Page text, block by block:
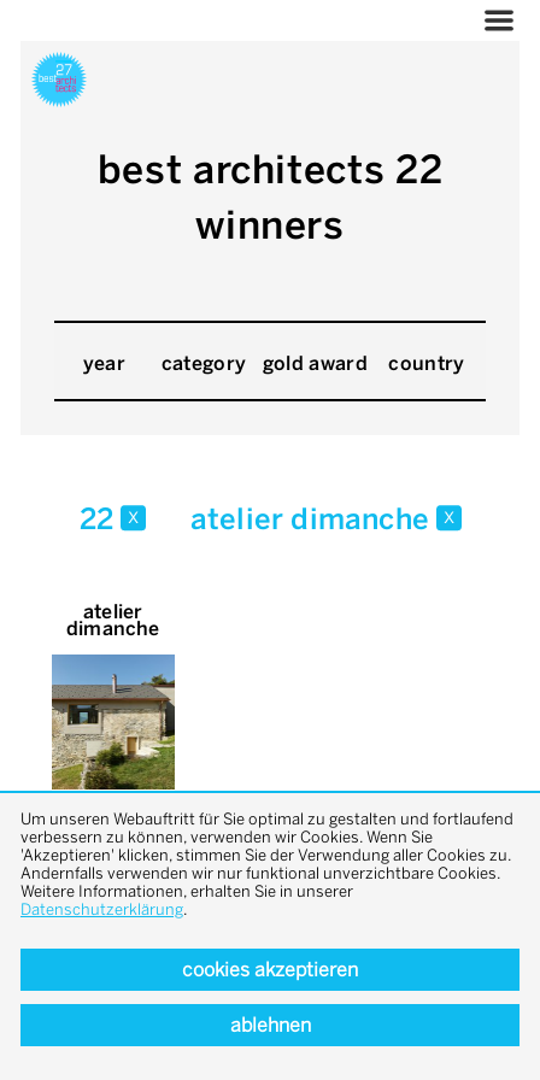
best architects 22
winners
year category gold award country
22 x atelier dimanche x
atelier
dimanche
back to top
Um unseren Webauftritt für Sie optimal zu gestalten und fortlaufend
verbessern zu können, verwenden wir Cookies. Wenn Sie
'Akzeptieren' klicken, stimmen Sie der Verwendung aller Cookies zu.
Andernfalls verwenden wir nur funktional unverzichtbare Cookies.
Weitere Informationen, erhalten Sie in unserer
Datenschutzerklärung.
cookies akzeptieren
ablehnen